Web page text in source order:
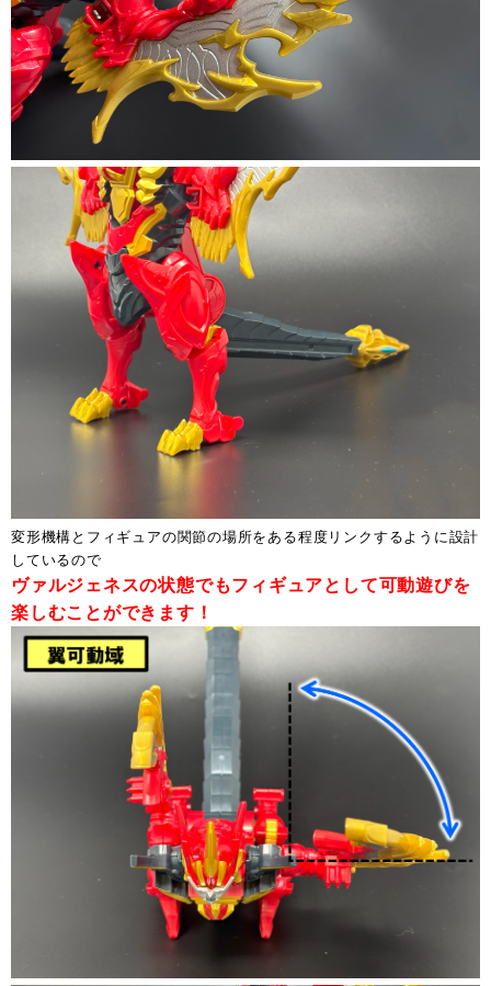
変形機構とフィギュアの関節の場所をある程度リンクするように設計
しているので
ヴァルジェネスの状態でもフィギュアとして可動遊びを
楽しむことができます！